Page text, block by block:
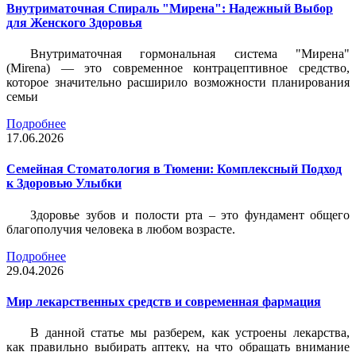
Внутриматочная Спираль "Мирена": Надежный Выбор
для Женского Здоровья
Внутриматочная гормональная система "Мирена"
(Mirena) — это современное контрацептивное средство,
которое значительно расширило возможности планирования
семьи
Подробнее
17.06.2026
Семейная Стоматология в Тюмени: Комплексный Подход
к Здоровью Улыбки
Здоровье зубов и полости рта – это фундамент общего
благополучия человека в любом возрасте.
Подробнее
29.04.2026
Мир лекарственных средств и современная фармация
В данной статье мы разберем, как устроены лекарства,
как правильно выбирать аптеку, на что обращать внимание